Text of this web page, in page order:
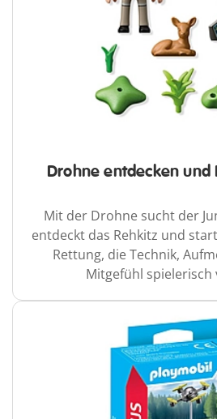
Drohne entdecken und
Mit der Drohne sucht der
entdeckt das Rehkitz und
Rettung, die Technik,
Mitgefühl spielerisch